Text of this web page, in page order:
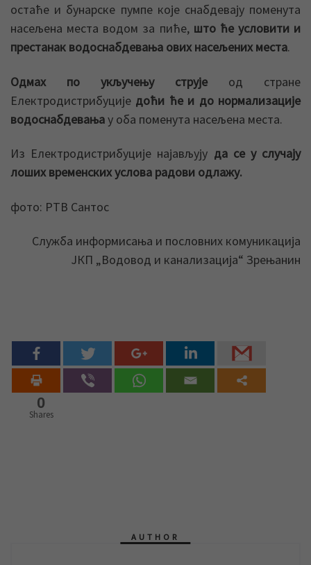
остаће и бунарске пумпе које снабдевају поменута
насељена места водом за пиће, што ће условити и
престанак водоснабдевања ових насељених места.
Одмах по укључењу струје од стране
Електродистрибуције доћи ће и до нормализације
водоснабдевањау оба поменута насељена места.
Из Електродистрибуције најављују да се у случају
лоших временских услова радови одлажу.
фото: РТВ Сантос
Служба информисања и пословних комуникација
ЈКП „Водовод и канализација“ Зрењанин
0
Shares
AUTHOR